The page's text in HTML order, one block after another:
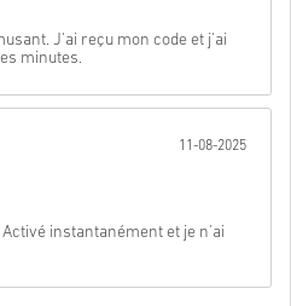
J'ai reçu mon code et j'ai
minutes.
11-08-2025
instantanément et je n'ai